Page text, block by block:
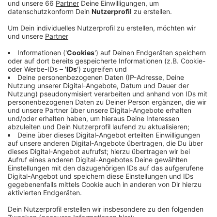
Veröffentlicht:Donnerstag, 30.04.2020 13:49
Anzeige
"Die Krise setzt den Arbeitsmarkt massiv unter Druck",
heißt es in dem Bericht der Agentur. Das Gastgewerbe
trifft es besonders hart. In diesem Bereich gibt es in
Düsseldorf die meisten Zugänge bei den Arbeitslosen.
Hier sind die Maßnahmen zur Eindämmung der
Pandemie demnach besonders deutlich zu spüren.
Generell sind aber alle Branchen in unserer Stadt
betroffen. - Es werden auch deutlich weniger
Menschen neu eingestellt als sonst. Normalerweise
ist der Arbeitsmarkt im April entspannt. Dieses Jahr ist
die Zahl der Neueinstellungen von 6.000 auf 3.000